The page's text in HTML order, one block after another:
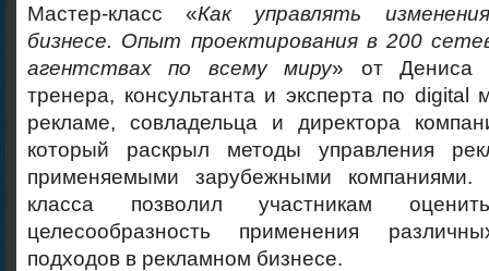
Мастер-класс «Как управлять
бизнесе. Опыт проектирования в 200
агентствах по всему миру» от Дениса
тренера, консультанта и эксперта по digital
рекламе, совладельца и директора
который раскрыл методы управления
применяемыми зарубежными компаниями.
класса позволил участникам
целесообразность применения
подходов в рекламном бизнесе.